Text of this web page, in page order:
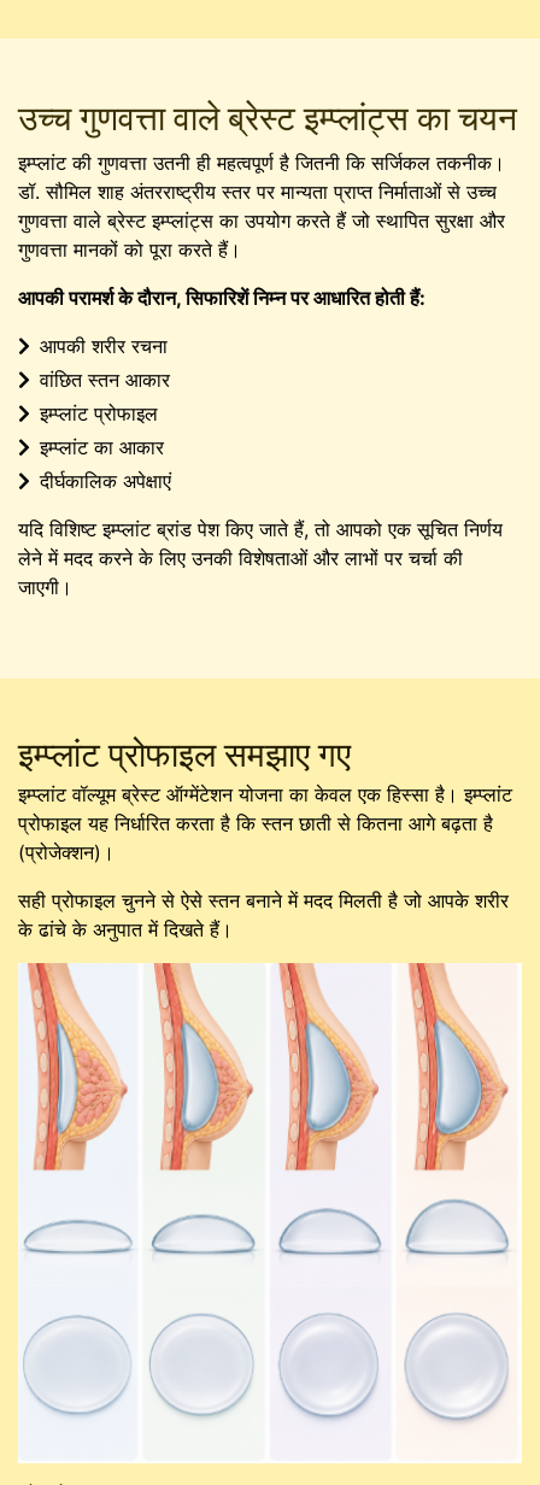
उच्च गुणवत्ता वाले ब्रेस्ट इम्प्लांट्स का चयन
इम्प्लांट की गुणवत्ता उतनी ही महत्वपूर्ण है जितनी कि सर्जिकल तकनीक।
डॉ. सौमिल शाह अंतरराष्ट्रीय स्तर पर मान्यता प्राप्त निर्माताओं से उच्च
गुणवत्ता वाले ब्रेस्ट इम्प्लांट्स का उपयोग करते हैं जो स्थापित सुरक्षा और
गुणवत्ता मानकों को पूरा करते हैं।
आपकी परामर्श के दौरान, सिफारिशें निम्न पर आधारित होती हैं:
आपकी शरीर रचना
वांछित स्तन आकार
इम्प्लांट प्रोफाइल
इम्प्लांट का आकार
दीर्घकालिक अपेक्षाएं
यदि विशिष्ट इम्प्लांट ब्रांड पेश किए जाते हैं, तो आपको एक सूचित निर्णय
लेने में मदद करने के लिए उनकी विशेषताओं और लाभों पर चर्चा की
जाएगी।
इम्प्लांट प्रोफाइल समझाए गए
इम्प्लांट वॉल्यूम ब्रेस्ट ऑग्मेंटेशन योजना का केवल एक हिस्सा है। इम्प्लांट
प्रोफाइल यह निर्धारित करता है कि स्तन छाती से कितना आगे बढ़ता है
(प्रोजेक्शन)।
सही प्रोफाइल चुनने से ऐसे स्तन बनाने में मदद मिलती है जो आपके शरीर
के ढांचे के अनुपात में दिखते हैं।